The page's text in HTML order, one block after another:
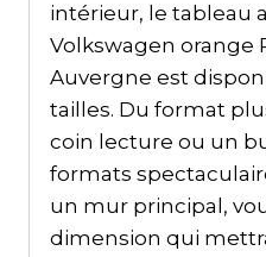
intérieur, le tableau
Volkswagen orange
Auvergne est
tailles. Du format
coin lecture ou un
formats
un mur principal,
dimension qui